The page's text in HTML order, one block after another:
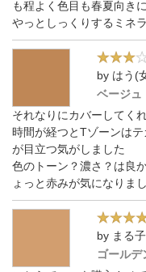
も程よく色目も春夏向き
やっとしっくりするミネ
by はう(
ベージュ
それなりにカバーしてく
時間が経つとTゾーンは
が目立つ気がしました
色のトーン？濃さ？は良
ょっと赤みが気になりま
by まる
ゴールデ